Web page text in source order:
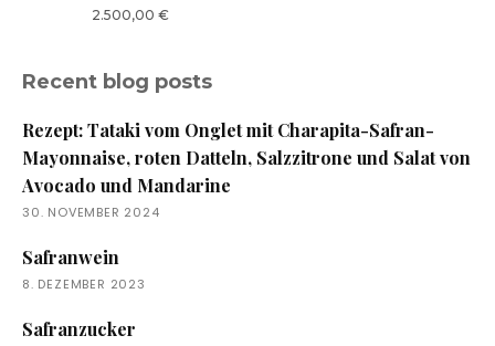
2.500,00 €
Recent blog posts
Rezept: Tataki vom Onglet mit Charapita-Safran-
Mayonnaise, roten Datteln, Salzzitrone und Salat von
Avocado und Mandarine
30. NOVEMBER 2024
Safranwein
8. DEZEMBER 2023
Safranzucker